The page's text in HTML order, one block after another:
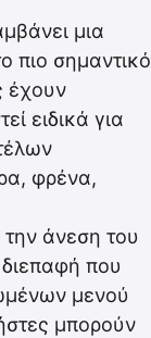
μια
πιο σημαντικό
έχουν
ειδικά για
φρένα,
άνεση του
που
μενού
μπορούν